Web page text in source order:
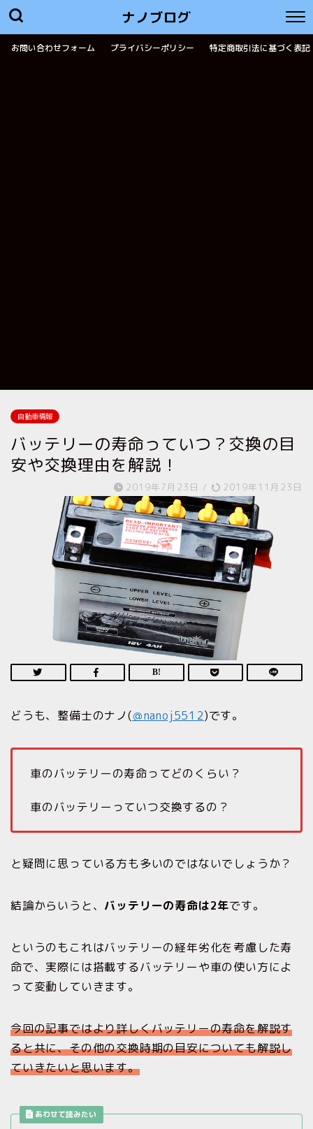
ナノブログ
お問い合わせフォーム プライバシーポリシー 特定商取引法に基づく表記
自動車情報
バッテリーの寿命っていつ？交換の目
安や交換理由を解説！
2019年7月23日 / 2019年11月23日
どうも、整備士のナノ(＠nanoj5512)です。
車のバッテリーの寿命ってどのくらい？
車のバッテリーっていつ交換するの？
と疑問に思っている方も多いのではないでしょうか？
結論からいうと、 バッテリーの寿命は2年です。
というのもこれはバッテリーの経年劣化を考慮した寿
命で、実際には搭載するバッテリーや車の使い方によ
って変動していきます。
今回の記事ではより詳しくバッテリーの寿命を解説す
ると共に、その他の交換時期の目安についても解説し
ていきたいと思います。